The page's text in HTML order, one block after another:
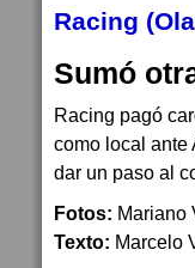
Racing
Sumó
Racing pagó
como local ante
dar un paso al
Fotos: Mariano
Texto: Marcelo